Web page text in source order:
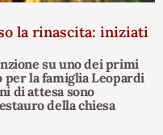
la rinascita: iniziati
su uno dei primi
per la famiglia Leopardi
di attesa sono
della chiesa